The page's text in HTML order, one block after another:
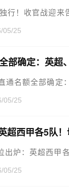
行！收官战迎来
05/25
部确定：英超
通名额全部确定
05/25
超西甲各5队
出炉：英超西甲
05/25